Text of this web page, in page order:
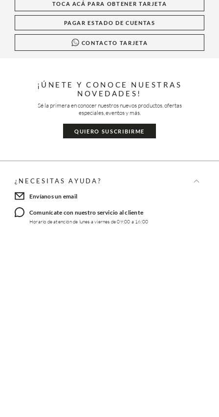
TOCA ACÁ PARA OBTENER TARJETA
PAGAR ESTADO DE CUENTAS
CONTACTO TARJETA
¡ÚNETE Y CONOCE NUESTRAS
NOVEDADES!
Sé la primera en conocer nuestros nuevos productos, ofertas
especiales, eventos y más.
QUIERO SUSCRIBIRME
¿NECESITAS AYUDA?
Envíanos un email
Comunícate con nuestro servicio al cliente
Horario de atención de lunes a viernes de 09:00 a 16:00